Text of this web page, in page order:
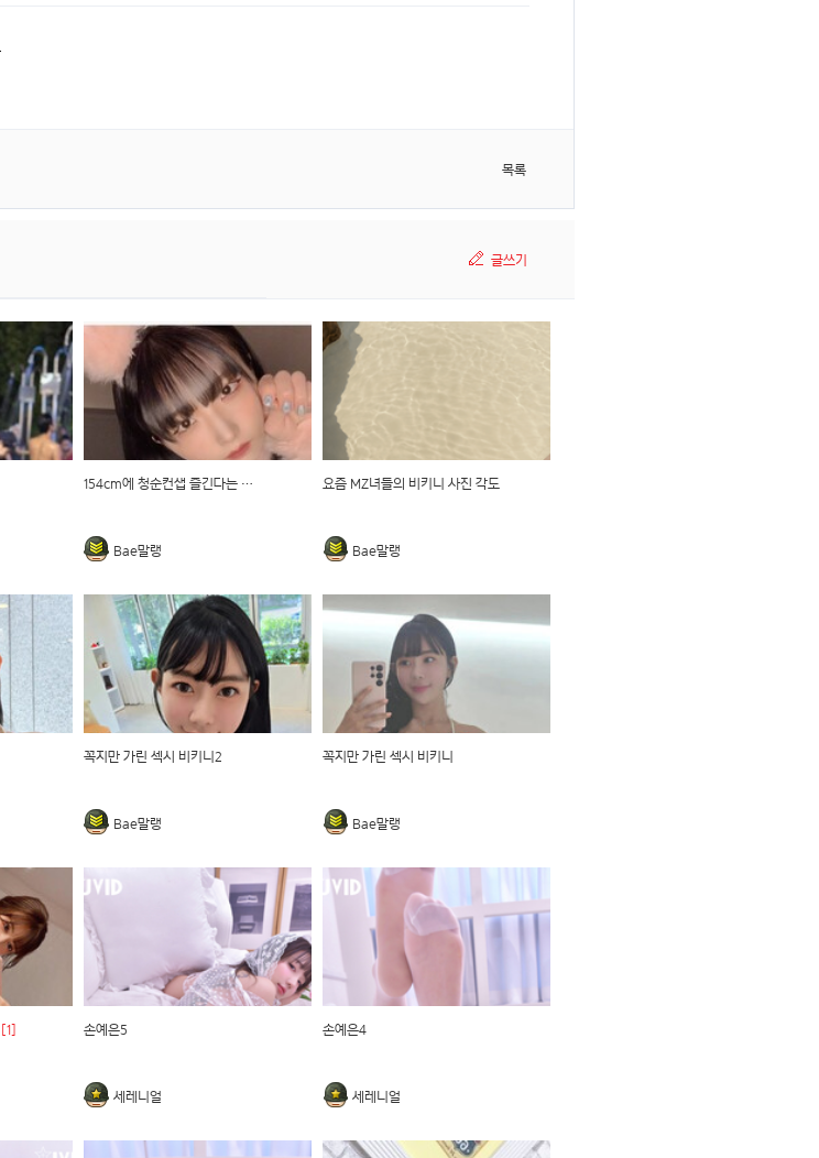
목록
글쓰기
154cm에 청순컨샙 즐긴다는 일본녀
Bae말랭
요즘 MZ녀들의 비키니 사진 각도
Bae말랭
꼭지만 가린 섹시 비키니2
Bae말랭
꼭지만 가린 섹시 비키니
Bae말랭
[1] 손예은5
세레니얼
손예은4
세레니얼